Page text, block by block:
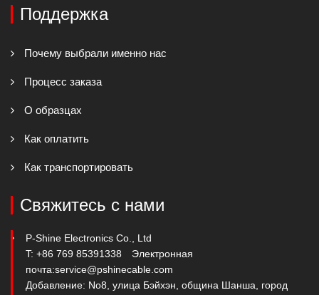
Поддержка
Почему выбрали именно нас
Процесс заказа
О образцах
Как оплатить
Как транспортировать
Свяжитесь с нами
P-Shine Electronics Co., Ltd
T: +86 769 85391338
Электронная
почта:service@pshinecable.com
Добавление: No8, улица Бэйхэн, община Шанша, город